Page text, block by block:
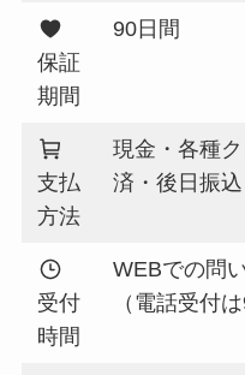
保証
期間
90日間
支払
方法
現金・各種
済・後日振込
受付
時間
WEBでの問
（電話受付